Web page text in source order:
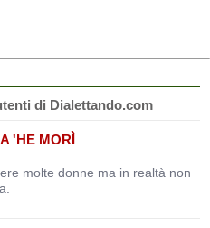
di Dialettando.com
'HE MORÌ
molte donne ma in realtà non